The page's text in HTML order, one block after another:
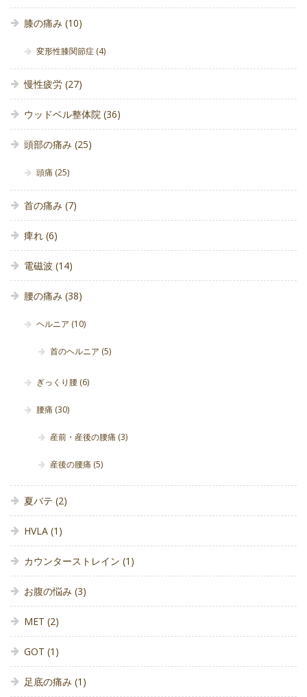
膝の痛み (10)
変形性膝関節症 (4)
慢性疲労 (27)
ウッドベル整体院 (36)
頭部の痛み (25)
頭痛 (25)
首の痛み (7)
痺れ (6)
電磁波 (14)
腰の痛み (38)
ヘルニア (10)
首のヘルニア (5)
ぎっくり腰 (6)
腰痛 (30)
産前・産後の腰痛 (3)
産後の腰痛 (5)
夏バテ (2)
HVLA (1)
カウンターストレイン (1)
お腹の悩み (3)
MET (2)
GOT (1)
足底の痛み (1)